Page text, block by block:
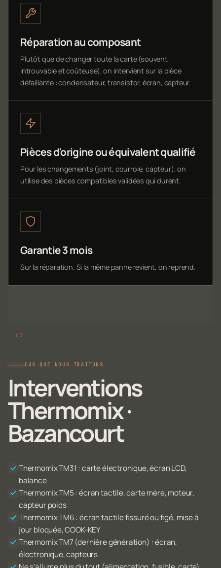
Réparation au composant
Plutôt que de changer toute la carte (souvent
introuvable et coûteuse), on intervient sur la pièce
défaillante : condensateur, transistor, écran, capteur.
Pièces d'origine ou équivalent qualifié
Pour les changements (joint, courroie, capteur), on
utilise des pièces compatibles validées qui durent.
Garantie 3 mois
Sur la réparation. Si la même panne revient, on reprend.
CAS QUE NOUS TRAITONS
Interventions
Thermomix ·
Bazancourt
Thermomix TM31 : carte électronique, écran LCD,
balance
Thermomix TM5 : écran tactile, carte mère, moteur,
capteur poids
Thermomix TM6 : écran tactile fissuré ou figé, mise à
jour bloquée, COOK-KEY
Thermomix TM7 (dernière génération) : écran,
électronique, capteurs